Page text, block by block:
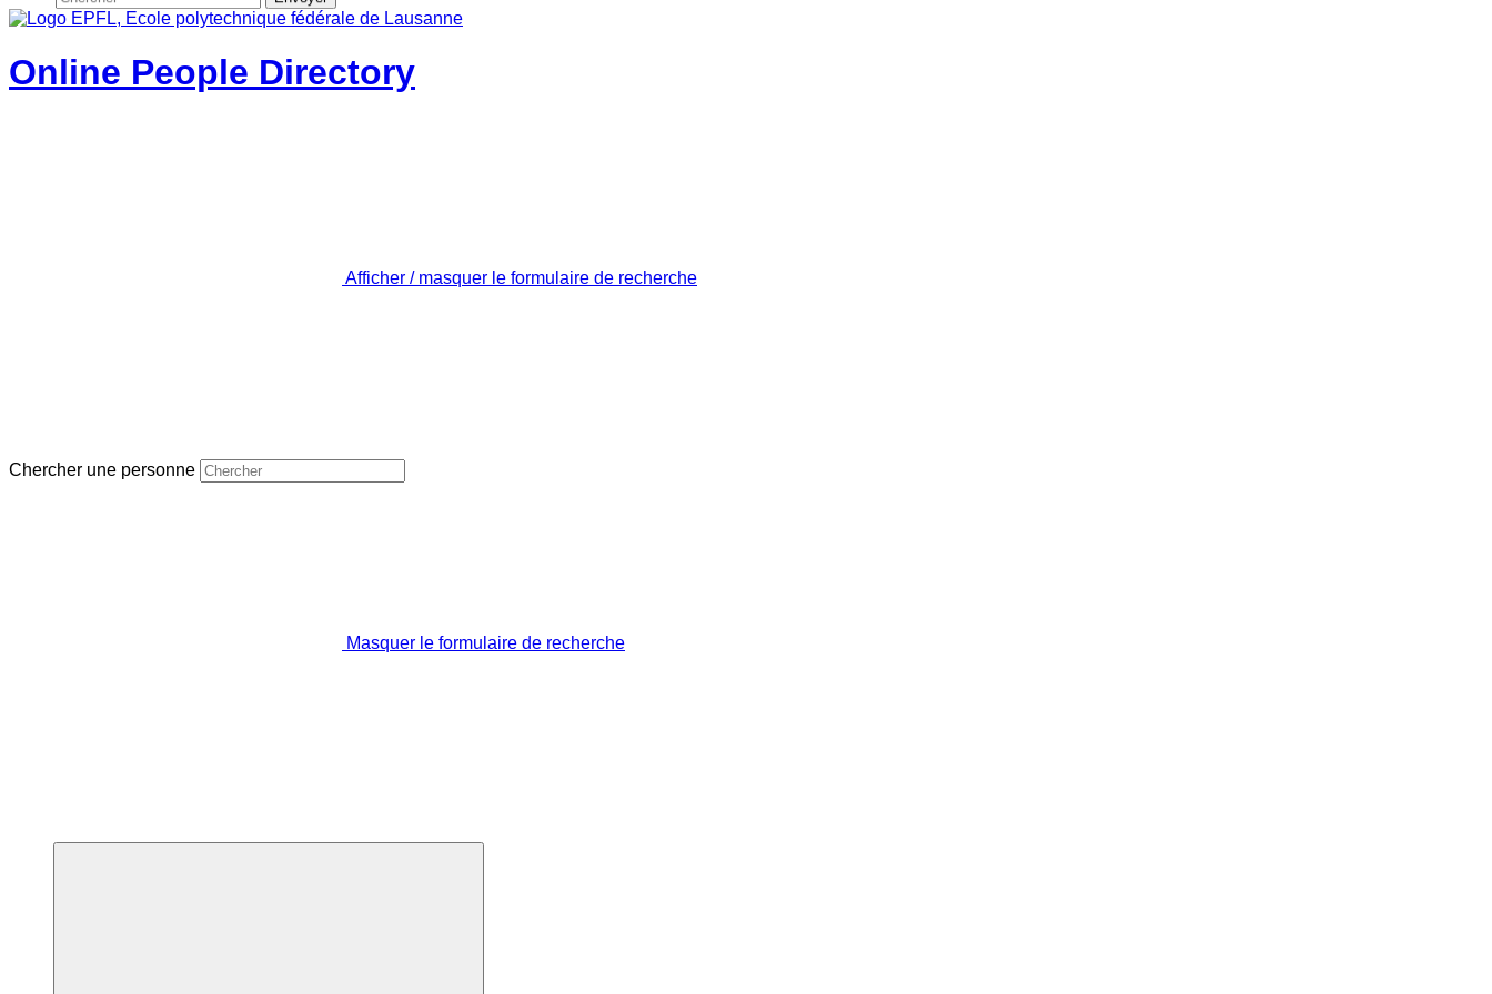
Online People Directory
Afficher / masquer le formulaire de recherche
Chercher une personne
Masquer le formulaire de recherche